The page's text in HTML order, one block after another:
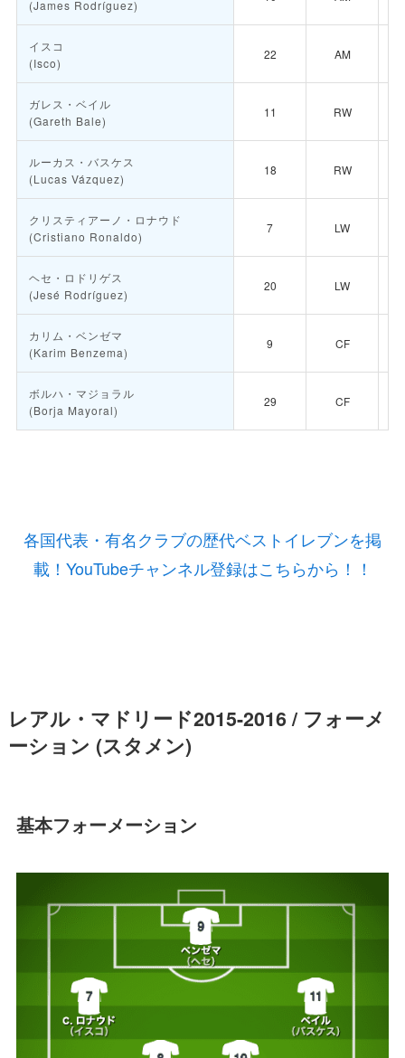
(James Rodríguez)
イスコ
(Isco)
22 AM
ガレス・ベイル
(Gareth Bale)
11 RW
ルーカス・バスケス
(Lucas Vázquez)
18 RW
クリスティアーノ・ロナウド
(Cristiano Ronaldo)
7 LW
ヘセ・ロドリゲス
(Jesé Rodríguez)
20 LW
カリム・ベンゼマ
(Karim Benzema)
9 CF
ボルハ・マジョラル
(Borja Mayoral)
29 CF
各国代表・有名クラブの歴代ベストイレブンを掲
載！YouTubeチャンネル登録はこちらから！！
レアル・マドリード2015-2016 / フォーメ
ーション (スタメン)
基本フォーメーション